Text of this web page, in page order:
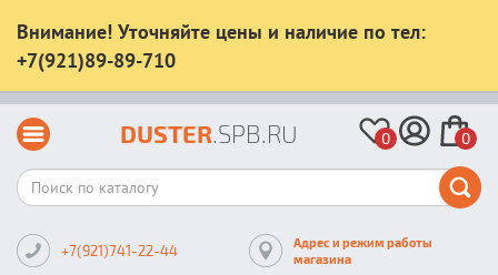
Внимание! Уточняйте цены и наличие по тел:
+7(921)89-89-710
DUSTER.SPB.RU 0 0
+7(921)741-22-44
Адрес и режим работы
магазина